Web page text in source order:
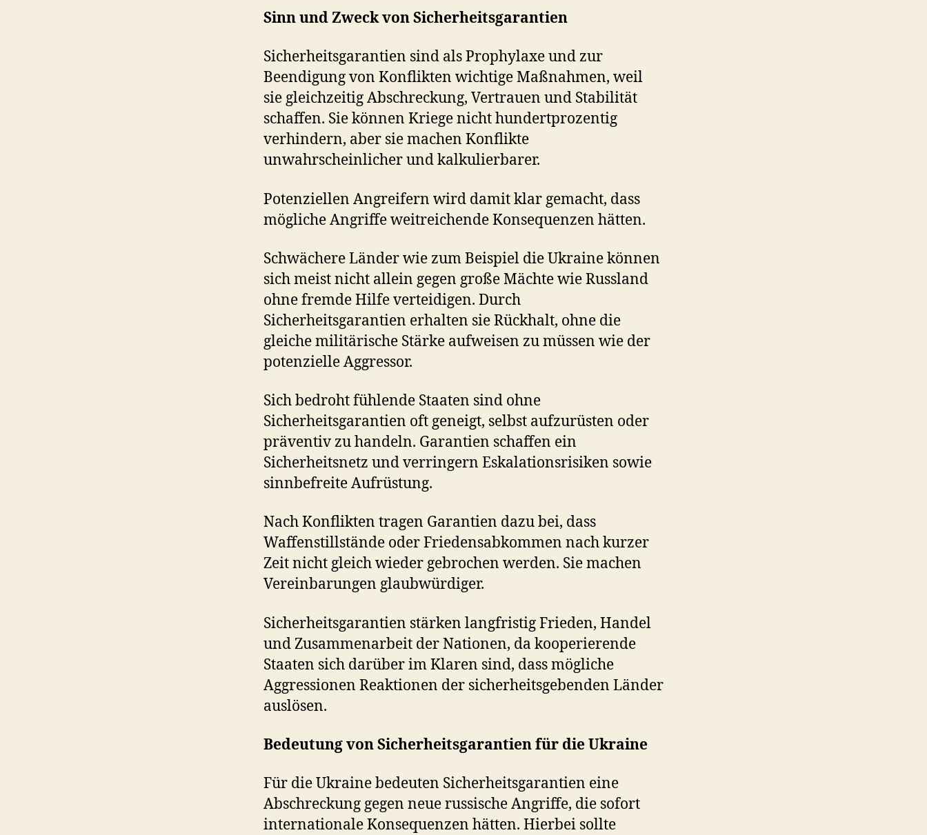
Sinn und Zweck von Sicherheitsgarantien
Sicherheitsgarantien sind als Prophylaxe und zur
Beendigung von Konflikten wichtige Maßnahmen, weil
sie gleichzeitig Abschreckung, Vertrauen und Stabilität
schaffen. Sie können Kriege nicht hundertprozentig
verhindern, aber sie machen Konflikte
unwahrscheinlicher und kalkulierbarer.
Potenziellen Angreifern wird damit klar gemacht, dass
mögliche Angriffe weitreichende Konsequenzen hätten.
Schwächere Länder wie zum Beispiel die Ukraine können
sich meist nicht allein gegen große Mächte wie Russland
ohne fremde Hilfe verteidigen. Durch
Sicherheitsgarantien erhalten sie Rückhalt, ohne die
gleiche militärische Stärke aufweisen zu müssen wie der
potenzielle Aggressor.
Sich bedroht fühlende Staaten sind ohne
Sicherheitsgarantien oft geneigt, selbst aufzurüsten oder
präventiv zu handeln. Garantien schaffen ein
Sicherheitsnetz und verringern Eskalationsrisiken sowie
sinnbefreite Aufrüstung.
Nach Konflikten tragen Garantien dazu bei, dass
Waffenstillstände oder Friedensabkommen nach kurzer
Zeit nicht gleich wieder gebrochen werden. Sie machen
Vereinbarungen glaubwürdiger.
Sicherheitsgarantien stärken langfristig Frieden, Handel
und Zusammenarbeit der Nationen, da kooperierende
Staaten sich darüber im Klaren sind, dass mögliche
Aggressionen Reaktionen der sicherheitsgebenden Länder
auslösen.
Bedeutung von Sicherheitsgarantien für die Ukraine
Für die Ukraine bedeuten Sicherheitsgarantien eine
Abschreckung gegen neue russische Angriffe, die sofort
internationale Konsequenzen hätten. Hierbei sollte